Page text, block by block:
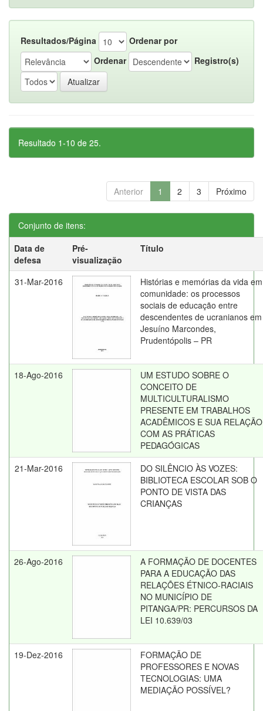
Resultados/Página
Ordenar por
Ordenar
Registro(s)
Resultado 1-10 de 25.
Anterior 1 2 3 Próximo
Conjunto de itens:
Data de
defesa
Pré-
visualização
Título
31-Mar-2016
Histórias e memórias da vida em
comunidade: os processos
sociais de educação entre
descendentes de ucranianos em
Jesuíno Marcondes,
Prudentópolis – PR
18-Ago-2016
UM ESTUDO SOBRE O
CONCEITO DE
MULTICULTURALISMO
PRESENTE EM TRABALHOS
ACADÊMICOS E SUA RELAÇÃO
COM AS PRÁTICAS
PEDAGÓGICAS
21-Mar-2016
DO SILÊNCIO ÀS VOZES:
BIBLIOTECA ESCOLAR SOB O
PONTO DE VISTA DAS
CRIANÇAS
26-Ago-2016
A FORMAÇÃO DE DOCENTES
PARA A EDUCAÇÃO DAS
RELAÇÕES ÉTNICO-RACIAIS
NO MUNICÍPIO DE
PITANGA/PR: PERCURSOS DA
LEI 10.639/03
19-Dez-2016
FORMAÇÃO DE
PROFESSORES E NOVAS
TECNOLOGIAS: UMA
MEDIAÇÃO POSSÍVEL?